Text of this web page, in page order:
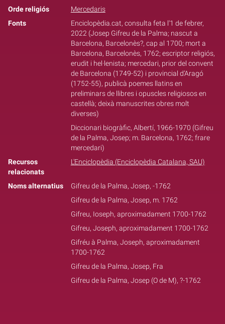
Orde religiós
Mercedaris
Fonts
Enciclopèdia.cat, consulta feta l'1 de febrer,
2022 (Josep Gifreu de la Palma; nascut a
Barcelona, Barcelonès?, cap al 1700; mort a
Barcelona, Barcelonès, 1762; escriptor religiós,
erudit i hel·lenista; mercedari, prior del convent
de Barcelona (1749-52) i provincial d’Aragó
(1752-55), publicà poemes llatins en
preliminars de llibres i opuscles religiosos en
castellà; deixà manuscrites obres molt
diverses)
Diccionari biogràfic, Albertí, 1966-1970 (Gifreu
de la Palma, Josep; m. Barcelona, 1762; frare
mercedari)
Recursos
relacionats
L'Enciclopèdia (Enciclopèdia Catalana, SAU)
Noms alternatius
Gifreu de la Palma, Josep, -1762
Gifreu de la Palma, Josep, m. 1762
Gifreu, Ioseph, aproximadament 1700-1762
Gifreu, Joseph, aproximadament 1700-1762
Gifréu à Palma, Joseph, aproximadament
1700-1762
Gifreu de la Palma, Josep, Fra
Gifreu de la Palma, Josep (O de M), ?-1762